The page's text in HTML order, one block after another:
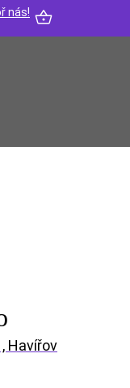
nás!
Havířov